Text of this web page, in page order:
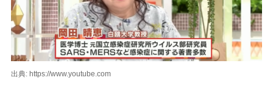
出典: https://www.youtube.com